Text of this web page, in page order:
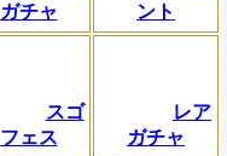
ガチャ
ント
スゴ
フェス
レア
ガチャ